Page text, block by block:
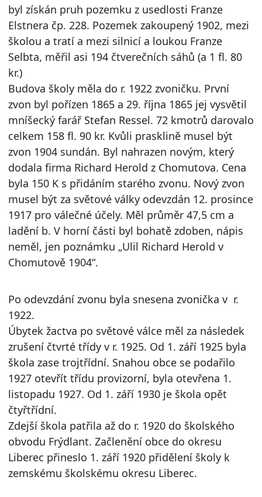
byl získán pruh pozemku z usedlosti Franze
Elstnera čp. 228. Pozemek zakoupený 1902, mezi
školou a tratí a mezi silnicí a loukou Franze
Selbta, měřil asi 194 čtverečních sáhů (a 1 fl. 80
kr.)
Budova školy měla do r. 1922 zvoničku. První
zvon byl pořízen 1865 a 29. října 1865 jej vysvětil
mníšecký farář Stefan Ressel. 72 kmotrů darovalo
celkem 158 fl. 90 kr. Kvůli prasklině musel být
zvon 1904 sundán. Byl nahrazen novým, který
dodala firma Richard Herold z Chomutova. Cena
byla 150 K s přidáním starého zvonu. Nový zvon
musel být za světové války odevzdán 12. prosince
1917 pro válečné účely. Měl průměr 47,5 cm a
ladění b. V horní části byl bohatě zdoben, nápis
neměl, jen poznámku „Ulil Richard Herold v
Chomutově 1904“.
Po odevzdání zvonu byla snesena zvonička v r.
1922.
Úbytek žactva po světové válce měl za následek
zrušení čtvrté třídy v r. 1925. Od 1. září 1925 byla
škola zase trojtřídní. Snahou obce se podařilo
1927 otevřít třídu provizorní, byla otevřena 1.
listopadu 1927. Od 1. září 1930 je škola opět
čtyřtřídní.
Zdejší škola patřila až do r. 1920 do školského
obvodu Frýdlant. Začlenění obce do okresu
Liberec přineslo 1. září 1920 přidělení školy k
zemskému školskému okresu Liberec.